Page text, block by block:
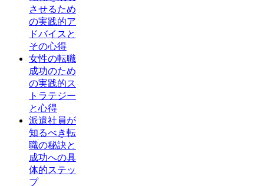
させるため
の実践的ア
ドバイスと
その心得
女性の転職
成功のため
の実践的ス
トラテジー
と心得
派遣社員が
知るべき転
職の秘訣と
成功への具
体的ステッ
プ